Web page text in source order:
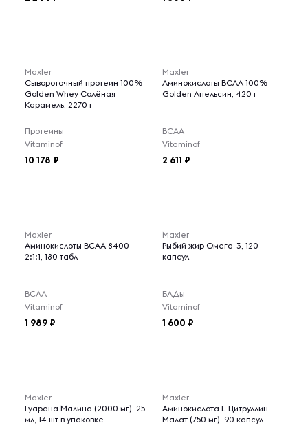
Maxler
Сывороточный протеин 100%
Golden Whey Солёная
Карамель, 2270 г
Протеины
Vitaminof
10 178
Maxler
Аминокислоты BCAA 100%
Golden Апельсин, 420 г
BCAA
Vitaminof
2 611
Maxler
Аминокислоты BCAA 8400
2:1:1, 180 табл
BCAA
Vitaminof
1 989
Maxler
Рыбий жир Омега-3, 120
капсул
БАДы
Vitaminof
1 600
Maxler
Гуарана Малина (2000 мг), 25
мл, 14 шт в упаковке
Maxler
Аминокислота L-Цитруллин
Малат (750 мг), 90 капсул